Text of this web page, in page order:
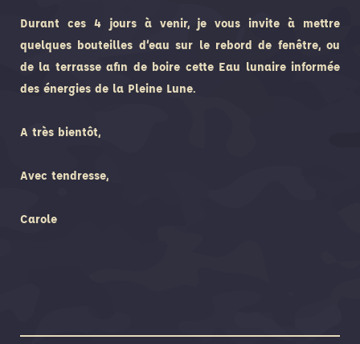
Durant ces 4 jours à venir, je vous invite à mettre
quelques bouteilles d’eau sur le rebord de fenêtre, ou
de la terrasse afin de boire cette Eau lunaire informée
des énergies de la Pleine Lune.
A très bientôt,
Avec tendresse,
Carole